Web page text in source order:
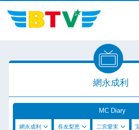
網永成利
MC Diary
網永成利 長友梨恵 二宮愛実